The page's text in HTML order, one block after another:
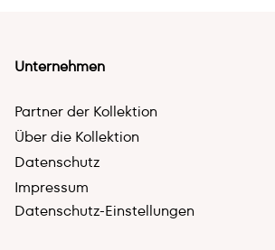
Unternehmen
Partner der Kollektion
Über die Kollektion
Datenschutz
Impressum
Datenschutz-Einstellungen